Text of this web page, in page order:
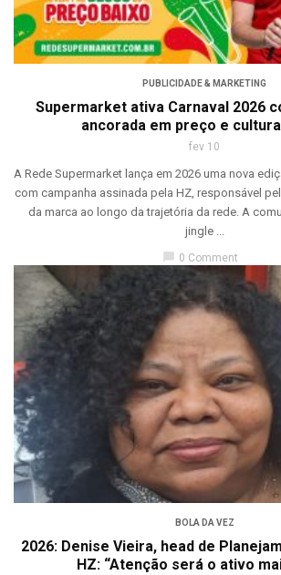
PUBLICIDADE & MARKETING
Supermarket ativa Carnaval 2026
ancorada em preço e
fev 10
A Rede Supermarket lança em 2026 uma nova
com campanha assinada pela HZ, responsável
da marca ao longo da trajetória da rede. A
jingle ...
chat_bubble 0 Comment
BOLA DA VEZ
2026: Denise Vieira, head de
HZ: “Atenção será o ativo